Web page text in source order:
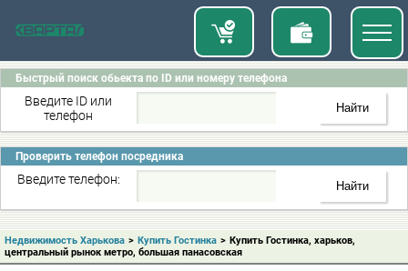
Быстрый поиск обьекта по ID или номеру телефона
Введите ID или
телефон
Проверить телефон посредника
Введите телефон:
Недвижимость Харькова > Купить Гостинка > Купить Гостинка, харьков,
центральный рынок метро, большая панасовская